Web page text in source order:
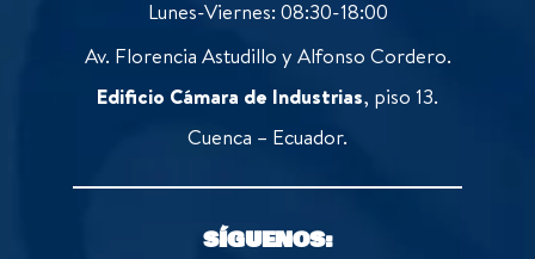
Lunes-Viernes: 08:30-18:00
Av. Florencia Astudillo y Alfonso Cordero.
Edificio Cámara de Industrias, piso 13.
Cuenca – Ecuador.
SÍGUENOS: